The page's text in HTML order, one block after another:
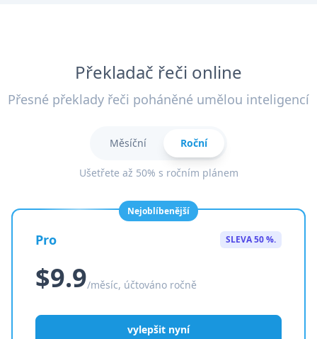
Překladač řeči online
Přesné překlady řeči poháněné umělou inteligencí
Měsíční Roční
Ušetřete až 50% s ročním plánem
Nejoblíbenější
Pro SLEVA 50 %.
$9.9/měsíc, účtováno ročně
vylepšit nyní